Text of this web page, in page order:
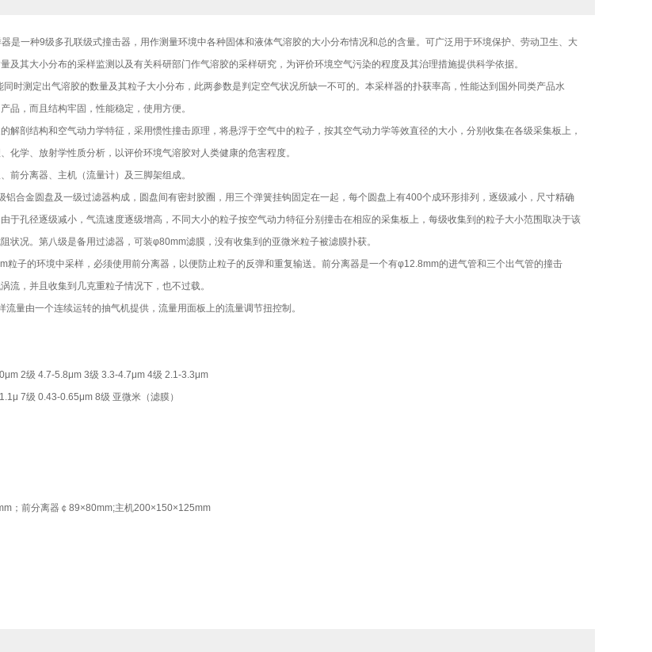
是一种9级多孔联级式撞击器，用作测量环境中各种固体和液体气溶胶的大小分布情况和总的含量。可广泛用于环境保护、劳动卫生、大
及其大小分布的采样监测以及有关科研部门作气溶胶的采样研究，为评价环境空气污染的程度及其治理措施提供科学依据。
时测定出气溶胶的数量及其粒子大小分布，此两参数是判定空气状况所缺一不可的。本采样器的扑获率高，性能达到国外同类产品水
品，而且结构牢固，性能稳定，使用方便。
解剖结构和空气动力学特征，采用惯性撞击原理，将悬浮于空气中的粒子，按其空气动力学等效直径的大小，分别收集在各级采集板上，
化学、放射学性质分析，以评价环境气溶胶对人类健康的危害程度。
前分离器、主机（流量计）及三脚架组成。
铝合金圆盘及一级过滤器构成，圆盘间有密封胶圈，用三个弹簧挂钩固定在一起，每个圆盘上有400个成环形排列，逐级减小，尺寸精确
于孔径逐级减小，气流速度逐级增高，不同大小的粒子按空气动力特征分别撞击在相应的采集板上，每级收集到的粒子大小范围取决于该
状况。第八级是备用过滤器，可装φ80mm滤膜，没有收集到的亚微米粒子被滤膜扑获。
粒子的环境中采样，必须使用前分离器，以便防止粒子的反弹和重复输送。前分离器是一个有φ12.8mm的进气管和三个出气管的撞击
流，并且收集到几克重粒子情况下，也不过载。
流量由一个连续运转的抽气机提供，流量用面板上的流量调节扭控制。
2级 4.7-5.8μm 3级 3.3-4.7μm 4级 2.1-3.3μm
7级 0.43-0.65μm 8级 亚微米（滤膜）
；前分离器￠89×80mm;主机200×150×125mm